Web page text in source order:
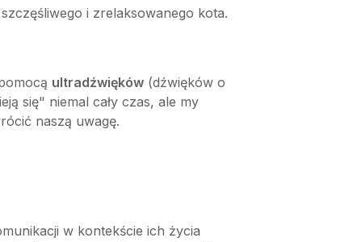
i zrelaksowanego kota.
ultradźwięków (dźwięków o
się" niemal cały czas, ale my
naszą uwagę.
w kontekście ich życia